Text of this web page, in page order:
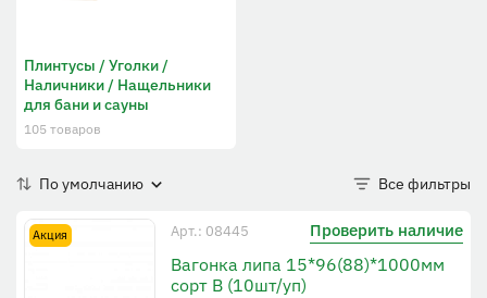
Плинтусы / Уголки /
Наличники / Нащельники
для бани и сауны
105 товаров
По умолчанию Все фильтры
Акция Арт.: 08445 Проверить наличие
Вагонка липа 15*96(88)*1000мм
сорт В (10шт/уп)